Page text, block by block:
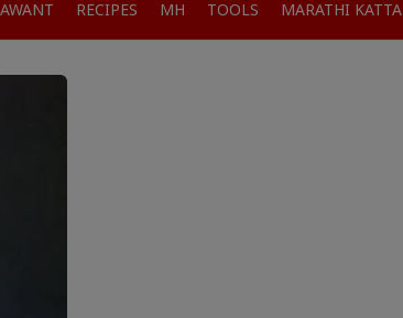
RECIPES MH TOOLS MARATHI KATTA